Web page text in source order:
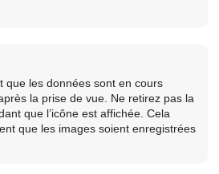
que les données sont en cours
la prise de vue. Ne retirez pas la
que l’icône est affichée. Cela
que les images soient enregistrées